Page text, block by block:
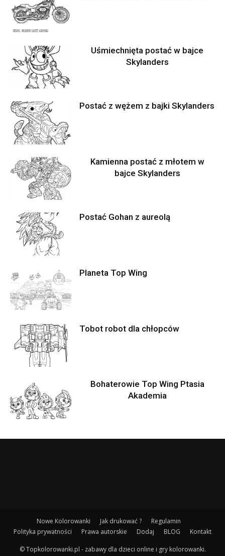
Uśmiechnięta postać w bajce
Skylanders
Postać z wężem z bajki Skylanders
Kamienna postać z młotem w
bajce Skylanders
Postać Gohan z aureolą
Planeta Top Wing
Tobot robot dla chłopców
Bohaterowie Top Wing Ptasia
Akademia
Nowe Kolorowanki Jak drukować ?
Regulamin
Polityka prywatności
Prawa autorskie Dodaj BLOG Kontakt
© Topkolorowanki.pl - zabawy dla dzieci online i gry kolorowanki.